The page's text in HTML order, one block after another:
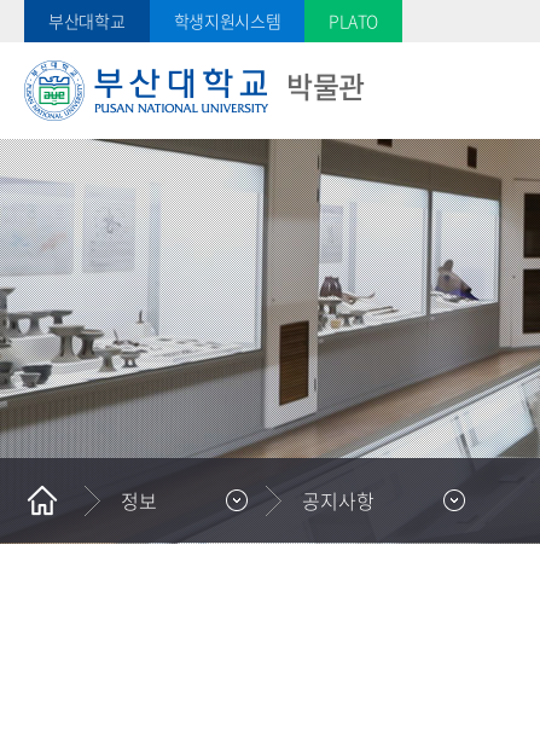
부산대학교 학생지원시스템 PLATO
박물관
정보 공지사항